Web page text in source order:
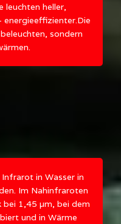
leuchten heller,
energieeffizienter.Die
sondern
in Wasser in
Im Nahinfraroten
bei 1,45 µm, bei dem
und in Wärme